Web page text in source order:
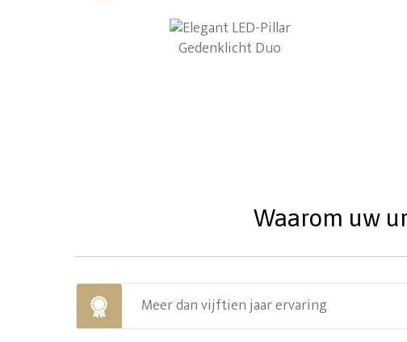
Waarom uw
Meer dan vijftien jaar ervaring